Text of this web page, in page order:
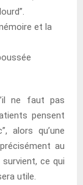
et la
ne faut pas
pensent
alors qu’une
au
survient, ce qui
utile.